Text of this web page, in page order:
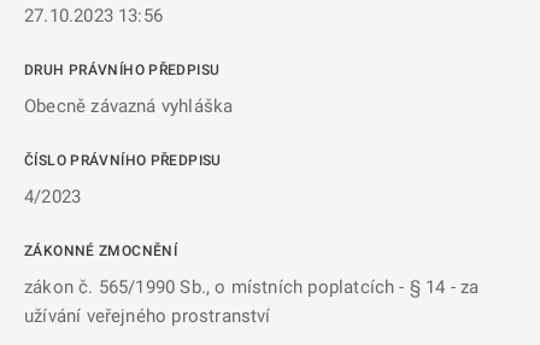
27.10.2023 13:56
DRUH PRÁVNÍHO PŘEDPISU
Obecně závazná vyhláška
ČÍSLO PRÁVNÍHO PŘEDPISU
4/2023
ZÁKONNÉ ZMOCNĚNÍ
zákon č. 565/1990 Sb., o místních poplatcích - § 14 - za
užívání veřejného prostranství